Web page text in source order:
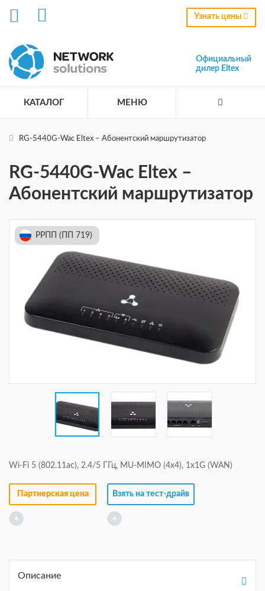
Официальный
дилер Eltex
Узнать цены
КАТАЛОГ МЕНЮ
RG-5440G-Wac Eltex – Абонентский маршрутизатор
RG-5440G-Wac Eltex –
Абонентский маршрутизатор
РРПП (ПП 719)
Wi-Fi 5 (802.11ac), 2.4/5 ГГц, MU-MIMO (4x4), 1x1G (WAN)
Партнерская цена Взять на тест-драйв
Описание